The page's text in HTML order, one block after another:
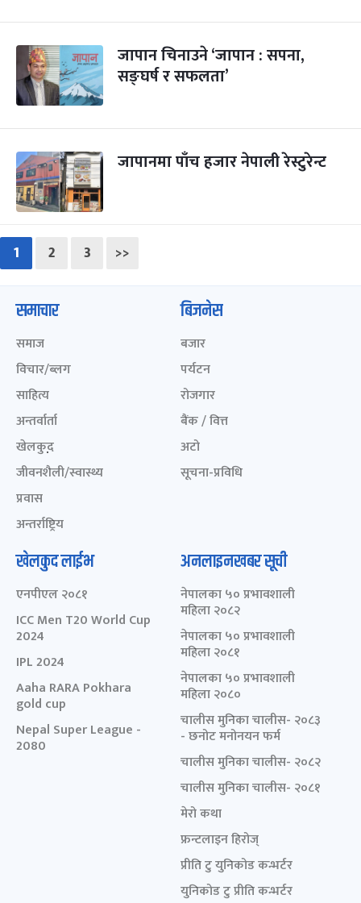
जापान चिनाउने ‘जापान : सपना,
सङ्घर्ष र सफलता’
जापानमा पाँच हजार नेपाली रेस्टुरेन्ट
1 2 3 >>
समाचार
समाज
विचार/ब्लग
साहित्य
अन्तर्वार्ता
खेलकुद़़
जीवनशैली/स्वास्थ्य
प्रवास
अन्तर्राष्ट्रिय
बिजनेस
बजार
पर्यटन
रोजगार
बैंक / वित्त
अटो
सूचना-प्रविधि
खेलकुद लाईभ
एनपीएल २०८१
ICC Men T20 World Cup
2024
IPL 2024
Aaha RARA Pokhara
gold cup
Nepal Super League -
2080
अनलाइनखबर सूची
नेपालका ५० प्रभावशाली
महिला २०८२
नेपालका ५० प्रभावशाली
महिला २०८१
नेपालका ५० प्रभावशाली
महिला २०८०
चालीस मुनिका चालीस- २०८३
- छनोट मनोनयन फर्म
चालीस मुनिका चालीस- २०८२
चालीस मुनिका चालीस- २०८१
मेरो कथा
फ्रन्टलाइन हिरोज्
प्रीति टु युनिकोड कन्भर्टर
युनिकोड टु प्रीति कन्भर्टर